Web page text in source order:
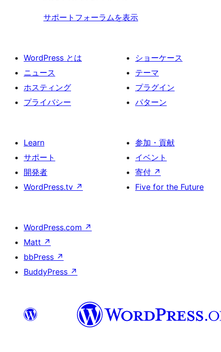
サポートフォーラムを表示
WordPress とは
ニュース
ホスティング
プライバシー
ショーケース
テーマ
プラグイン
パターン
Learn
サポート
開発者
WordPress.tv ↗
参加・貢献
イベント
寄付 ↗
Five for the Future
WordPress.com ↗
Matt ↗
bbPress ↗
BuddyPress ↗